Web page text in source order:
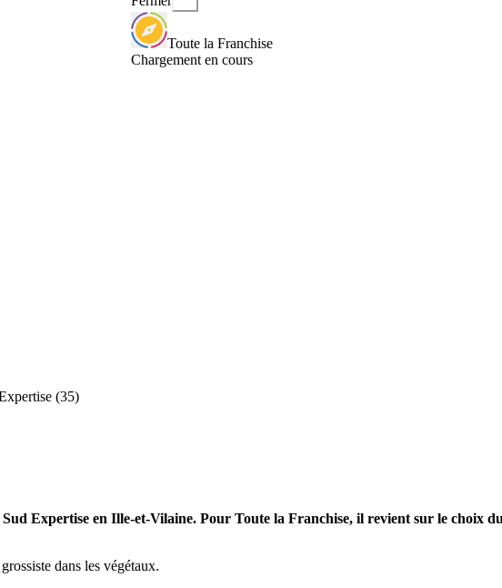
Toute la Franchise
Chargement en cours
(35)
Expertise en Ille-et-Vilaine. Pour Toute la Franchise, il revient sur le choix
dans les végétaux.